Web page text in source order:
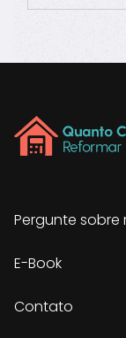
Pergunte sobre
E-Book
Contato